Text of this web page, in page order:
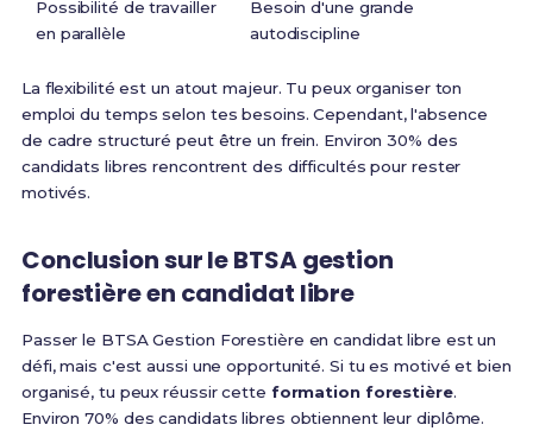
Possibilité de travailler
en parallèle
Besoin d'une grande
autodiscipline
La flexibilité est un atout majeur. Tu peux organiser ton
emploi du temps selon tes besoins. Cependant, l'absence
de cadre structuré peut être un frein. Environ 30% des
candidats libres rencontrent des difficultés pour rester
motivés.
Conclusion sur le BTSA gestion
forestière en candidat libre
Passer le BTSA Gestion Forestière en candidat libre est un
défi, mais c'est aussi une opportunité. Si tu es motivé et bien
organisé, tu peux réussir cette formation forestière.
Environ 70% des candidats libres obtiennent leur diplôme.